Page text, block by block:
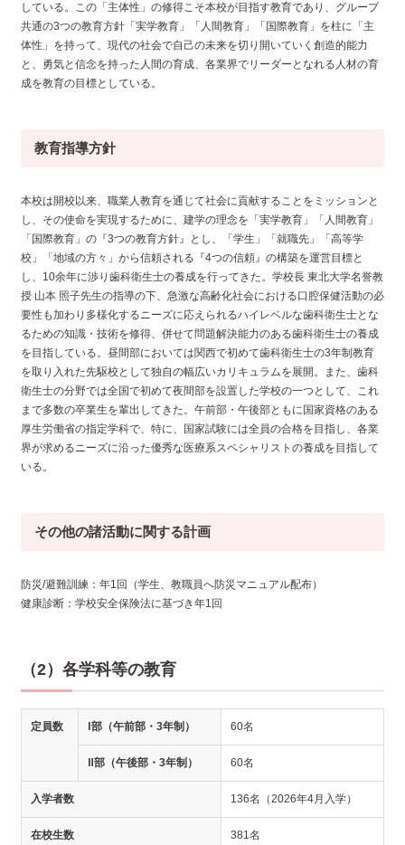
している。この「主体性」の修得こそ本校が目指す教育であり、グループ
共通の3つの教育方針「実学教育」「人間教育」「国際教育」を柱に「主
体性」を持って、現代の社会で自己の未来を切り開いていく創造的能力
と、勇気と信念を持った人間の育成、各業界でリーダーとなれる人材の育
成を教育の目標としている。
教育指導方針
本校は開校以来、職業人教育を通じて社会に貢献することをミッションと
し、その使命を実現するために、建学の理念を「実学教育」「人間教育」
「国際教育」の『3つの教育方針』とし、「学生」「就職先」「高等学
校」「地域の方々」から信頼される『4つの信頼』の構築を運営目標と
し、10余年に渉り歯科衛生士の養成を行ってきた。学校長 東北大学名誉教
授 山本 照子先生の指導の下、急激な高齢化社会における口腔保健活動の必
要性も加わり多様化するニーズに応えられるハイレベルな歯科衛生士とな
るための知識・技術を修得、併せて問題解決能力のある歯科衛生士の養成
を目指している。昼間部においては関西で初めて歯科衛生士の3年制教育
を取り入れた先駆校として独自の幅広いカリキュラムを展開。また、歯科
衛生士の分野では全国で初めて夜間部を設置した学校の一つとして、これ
まで多数の卒業生を輩出してきた。午前部・午後部ともに国家資格のある
厚生労働省の指定学科で、特に、国家試験には全員の合格を目指し、各業
界が求めるニーズに沿った優秀な医療系スペシャリストの養成を目指して
いる。
その他の諸活動に関する計画
防災/避難訓練：年1回（学生、教職員へ防災マニュアル配布）
健康診断：学校安全保険法に基づき年1回
（2）各学科等の教育
定員数 Ⅰ部（午前部・3年制） 60名
Ⅱ部（午後部・3年制） 60名
入学者数 136名 （2026年4月入学）
在校生数 381名